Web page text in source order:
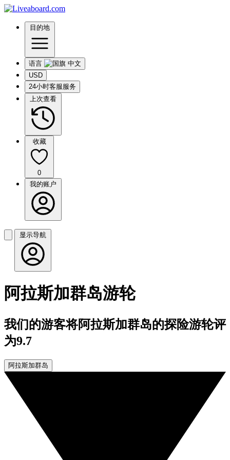
目的地
语言
USD
24小时客服服务
上次查看
收藏
0
我的账户
显示导航
阿拉斯加群岛游轮
我们的游客将阿拉斯加群岛的探险游轮评
为9.7
阿拉斯加群岛